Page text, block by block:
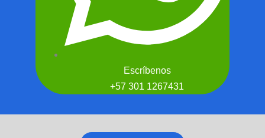
Escríbenos
+57 301 1267431